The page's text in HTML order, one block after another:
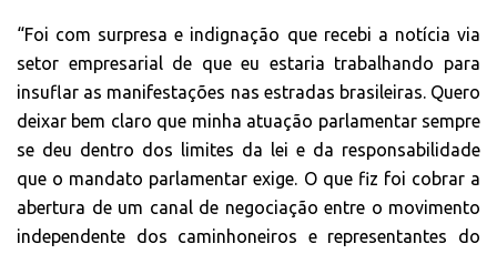
“Foi com surpresa e indignação que recebi a notícia via
setor empresarial de que eu estaria trabalhando para
insuflar as manifestações nas estradas brasileiras. Quero
deixar bem claro que minha atuação parlamentar sempre
se deu dentro dos limites da lei e da responsabilidade
que o mandato parlamentar exige. O que fiz foi cobrar a
abertura de um canal de negociação entre o movimento
independente dos caminhoneiros e representantes do